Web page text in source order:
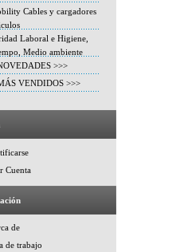
Cables y cargadores
Laboral e Higiene,
Medio ambiente
>>>
VENDIDOS >>>
Cuenta
de
de trabajo